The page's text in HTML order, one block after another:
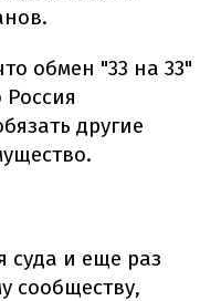
обмен "33 на 33"
Россия
другие
суда и еще раз
сообществу,